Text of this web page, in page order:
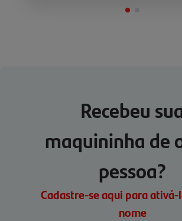
Recebeu
maquininha de
pessoa?
Cadastre-se aqui para ativá-
nome